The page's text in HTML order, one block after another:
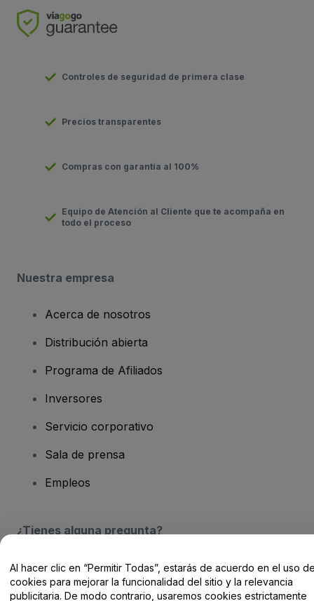
Controles de seguridad de primera clase
Precios transparentes
Compras con garantía al 100%
Equipo de Atención al Cliente que te acompaña en
todo el proceso
Nuestra empresa
Acerca de nosotros
Distribución abierta
Programa de Afiliados
Inversores
Servicio corporativo
Sala de prensa
Empleos
¿Tienes alguna pregunta?
Centro de Ayuda / Contacto
Al hacer clic en “Permitir Todas”, estarás de acuerdo en el uso
cookies para mejorar la funcionalidad del sitio y la relevancia
publicitaria. De modo contrario, usaremos cookies estrictamente